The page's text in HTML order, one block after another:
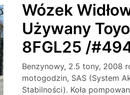
Wózek
Używany
8FGL25 /
Benzynowy, 2.5 tony, 2008
motogodzin, SAS (System
Stabilności). Koła